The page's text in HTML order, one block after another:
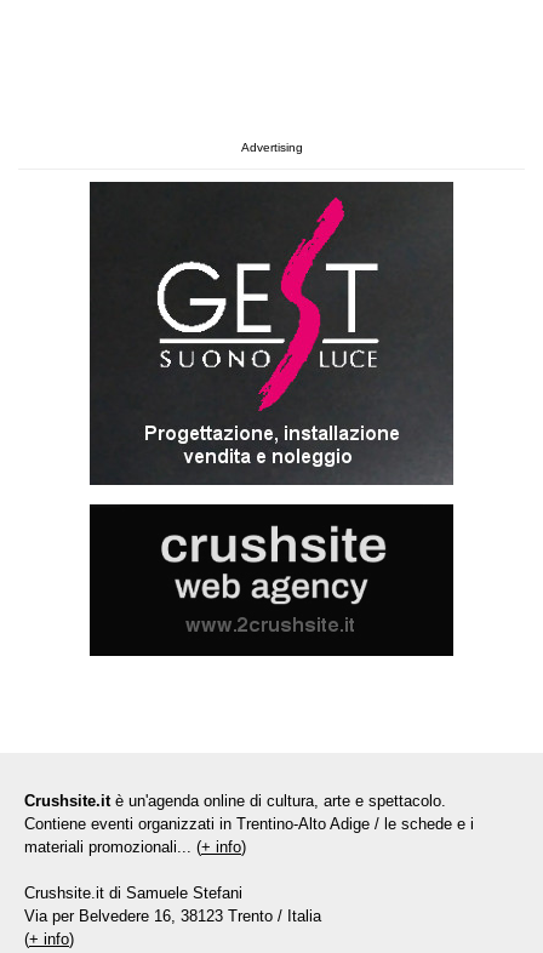
Advertising
Crushsite.it è un'agenda online di cultura, arte e spettacolo.
Contiene eventi organizzati in Trentino-Alto Adige / le schede e i
materiali promozionali... (+ info)
Crushsite.it di Samuele Stefani
Via per Belvedere 16, 38123 Trento / Italia
(+ info)